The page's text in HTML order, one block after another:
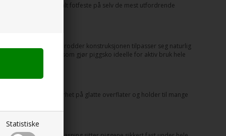
Statistiske
for å gi maksimalt fotfeste på selv de mest utfordrende
Den fleksible brodder konstruksjonen tilpasser seg naturlig
selv i frostvær, noe som gjør piggsko ideelle for aktiv bruk hele
gir deg sikkerhet på glatte overflater og holder til mange